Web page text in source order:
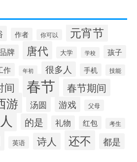
作者 你可以 元宵节
牌 唐代 大学 学校 孩子
作 年初 很多人 手机 技能
间 春节 春节期间
游 汤圆 游戏 父母
的是 礼物 红包 考生
英语 诗人 还不 都是